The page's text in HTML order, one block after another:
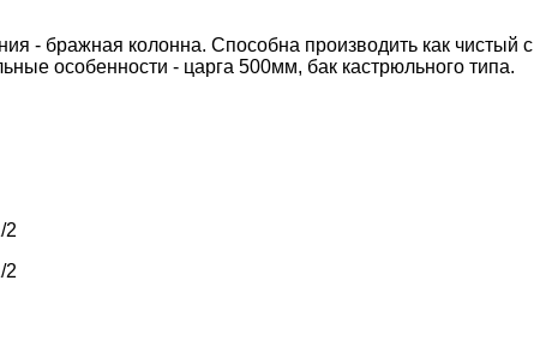
- бражная колонна. Способна производить как чистый
особенности - царга 500мм, бак кастрюльного типа.
2
2